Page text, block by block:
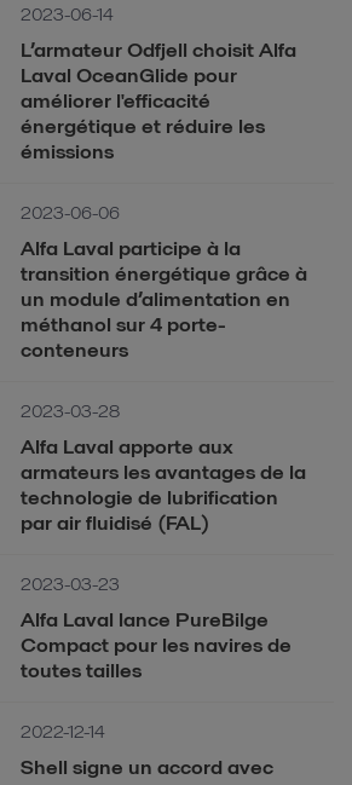
2023-06-14
L’armateur Odfjell choisit Alfa
Laval OceanGlide pour
améliorer l'efficacité
énergétique et réduire les
émissions
2023-06-06
Alfa Laval participe à la
transition énergétique grâce à
un module d’alimentation en
méthanol sur 4 porte-
conteneurs
2023-03-28
Alfa Laval apporte aux
armateurs les avantages de la
technologie de lubrification
par air fluidisé (FAL)
2023-03-23
Alfa Laval lance PureBilge
Compact pour les navires de
toutes tailles
2022-12-14
Shell signe un accord avec